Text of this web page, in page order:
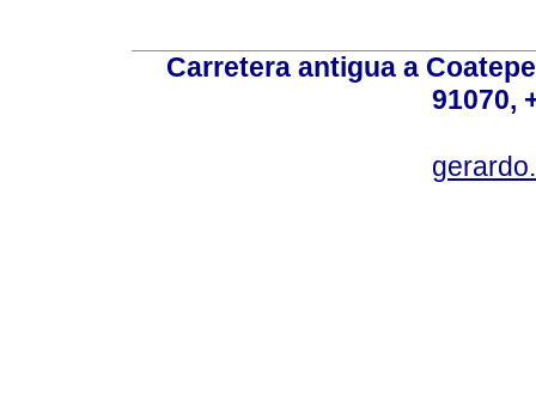
Carretera antigua a
91070,